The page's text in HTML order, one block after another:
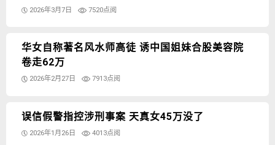
2026年3月7日 7520点阅
华女自称著名风水师高徒 诱中国姐妹合股美容院
卷走62万
2026年2月27日 7913点阅
误信假警指控涉刑事案 天真女45万没了
2026年1月26日 4013点阅